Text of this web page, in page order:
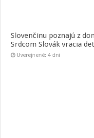
Slovenčinu poznajú z
Srdcom Slovák vracia
Uverejnené: 4 dni